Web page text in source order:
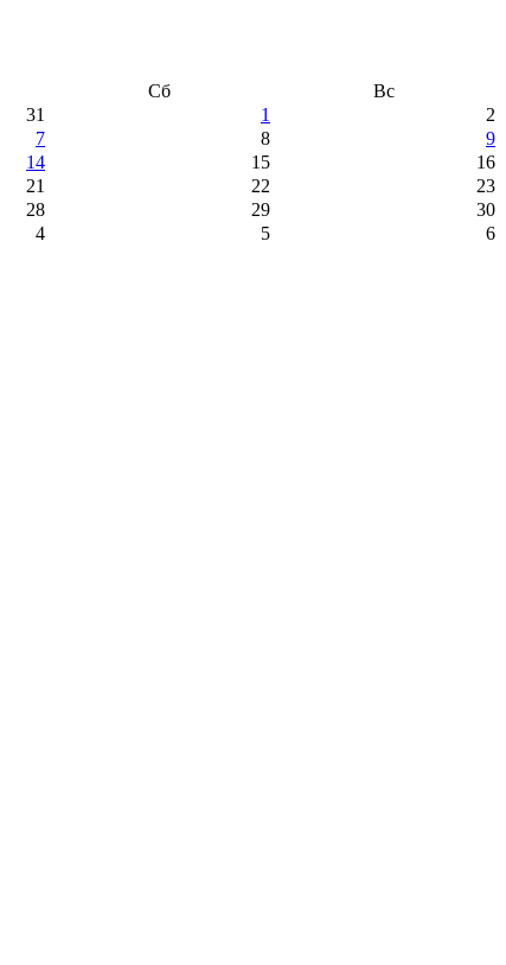
Сб
Вс
31 1
2
7 8
9
14 15
16
21 22
23
28 29
30
4 5 6